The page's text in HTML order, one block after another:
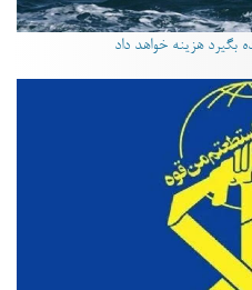
بگیرد هزینه خواهد داد